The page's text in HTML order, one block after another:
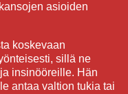
asioiden
koskevaan
sillä ne
insinööreille. Hän
antaa valtion tukia tai